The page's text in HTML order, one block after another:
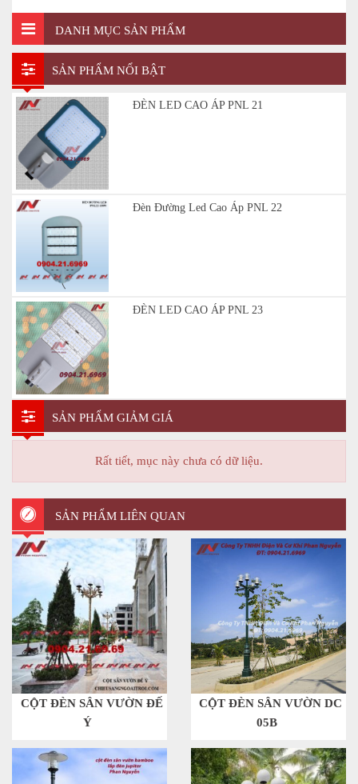
DANH MỤC SẢN PHẨM
SẢN PHẨM NỔI BẬT
ĐÈN LED CAO ÁP PNL 21
Đèn Đường Led Cao Áp PNL 22
ĐÈN LED CAO ÁP PNL 23
SẢN PHẨM GIẢM GIÁ
Rất tiết, mục này chưa có dữ liệu.
SẢN PHẨM LIÊN QUAN
CỘT ĐÈN SÂN VƯỜN ĐẾ
Ý
CỘT ĐÈN SÂN VƯỜN DC
05B